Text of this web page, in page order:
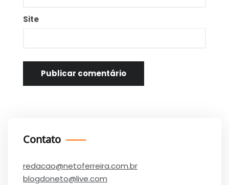
Site
Contato
redacao@netoferreira.com.br
blogdoneto@live.com